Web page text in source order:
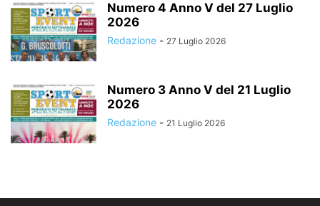
Numero 4 Anno V del 27 Luglio
2026
Redazione - 27 Luglio 2026
Numero 3 Anno V del 21 Luglio
2026
Redazione - 21 Luglio 2026